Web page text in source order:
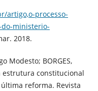
artigo,o-processo-
ministerio-
2018.
Modesto; BORGES,
estrutura constitucional
reforma. Revista